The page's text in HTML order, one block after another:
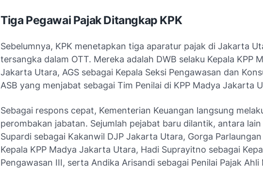
Tiga Pegawai Pajak Ditangkap KPK
Sebelumnya, KPK menetapkan tiga aparatur pajak di Jakarta
tersangka dalam OTT. Mereka adalah DWB selaku Kepala KPP
Jakarta Utara, AGS sebagai Kepala Seksi Pengawasan dan
ASB yang menjabat sebagai Tim Penilai di KPP Madya Jakarta
Sebagai respons cepat, Kementerian Keuangan langsung
perombakan jabatan. Sejumlah pejabat baru dilantik, antara
Supardi sebagai Kakanwil DJP Jakarta Utara, Gorga
Kepala KPP Madya Jakarta Utara, Hadi Suprayitno sebagai
Pengawasan III, serta Andika Arisandi sebagai Penilai Pajak Ahli